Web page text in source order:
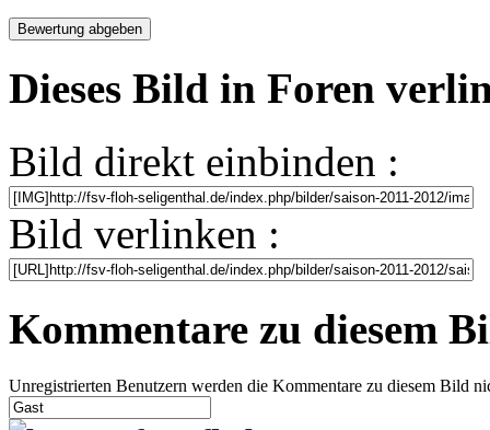
Dieses Bild in Foren
Bild direkt einbinden :
Bild verlinken :
Kommentare zu diesem
Unregistrierten Benutzern werden die Kommentare zu diesem Bild